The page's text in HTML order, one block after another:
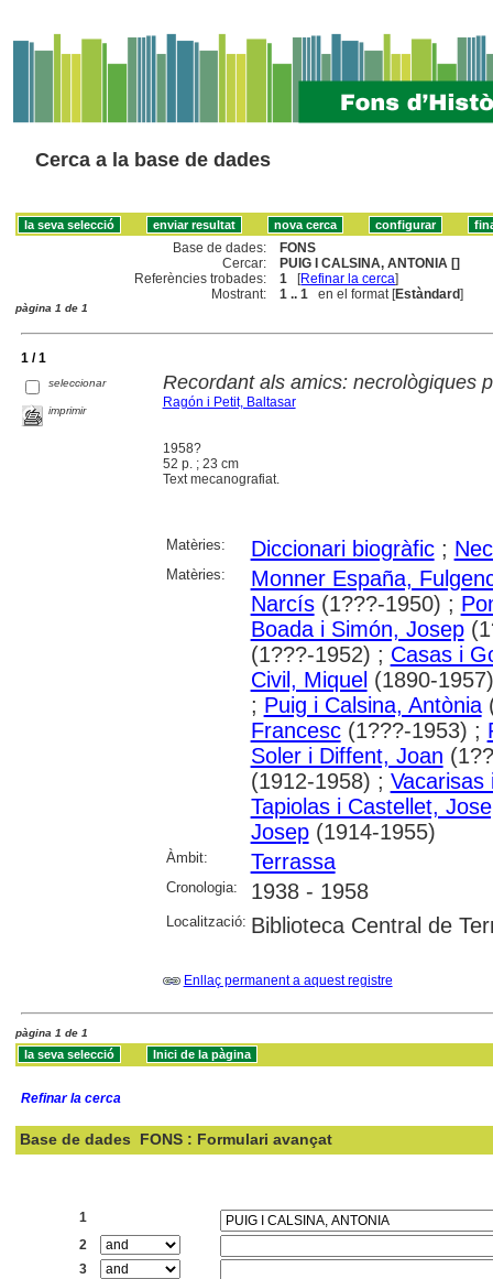
Cerca a la base de dades
Base de dades:
FONS
Cercar:
PUIG I CALSINA, ANTONIA []
Referències trobades:
1 [Refinar la cerca]
Mostrant:
1 .. 1 en el format [Estàndard]
pàgina 1 de 1
1 / 1
seleccionar
imprimir
Recordant als amics: necrològiques
Ragón i Petit, Baltasar
1958?
52 p. ; 23 cm
Text mecanografiat.
Matèries: Diccionari biogràfic;
Matèries:
Monner España,
Narcís(1???-1950) ;
Boada i Simón, Josep
(1???-1952) ; Casas i
Civil, Miquel (1890-
; Puig i Calsina, Antònia
Francesc(1???-1953) ;
Soler i Diffent, Joan
(1912-1958) ; Vacarisas
Tapiolas i Castellet,
Josep(1914-1955)
Àmbit: Terrassa
Cronologia: 1938 - 1958
Localització: Biblioteca Central de
Enllaç permanent a aquest registre
pàgina 1 de 1
Refinar la cerca
Base de dades FONS : Formulari avançat
1
2
3